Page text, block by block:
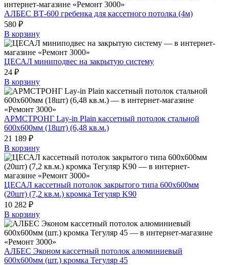
АЛБЕС ВТ-600 гребенка для кассетного потолка (4м)
580 ₽
В корзину
ЦЕСАЛ миниподвес на закрытую систему
24 ₽
В корзину
АРМСТРОНГ Lay-in Plain кассетный потолок стальной
600х600мм (18шт) (6,48 кв.м.)
21 189 ₽
В корзину
ЦЕСАЛ кассетный потолок закрытого типа 600х600мм
(20шт) (7,2 кв.м.) кромка Тегуляр K90
10 282 ₽
В корзину
АЛБЕС Эконом кассетный потолок алюминиевый
600х600мм (шт.) кромка Тегуляр 45